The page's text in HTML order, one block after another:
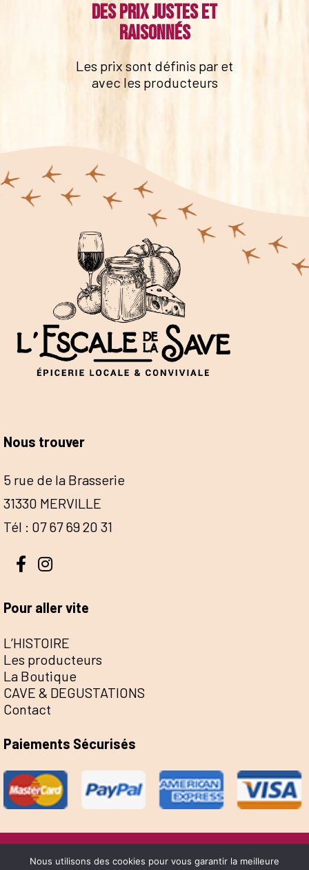
Des prix justes et
raisonnés
Les prix sont définis par et
avec les producteurs
Nous trouver
5 rue de la Brasserie
31330 MERVILLE
Tél : 07 67 69 20 31
Pour aller vite
L’HISTOIRE
Les producteurs
La Boutique
CAVE & DEGUSTATIONS
Contact
Paiements Sécurisés
@Escale de la Save 2022 - Réalisation Sophie
Nous utilisons des cookies pour vous garantir la meilleure